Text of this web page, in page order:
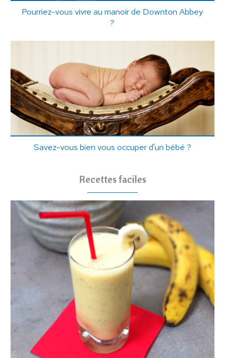
Pourriez-vous vivre au manoir de Downton Abbey
?
Savez-vous bien vous occuper d'un bébé ?
Recettes faciles